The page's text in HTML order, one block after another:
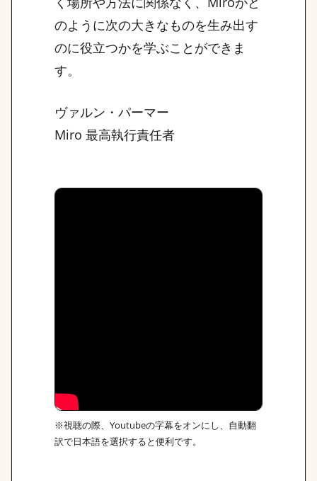
のように次の大きなものを生み出す
のに役立つかを学ぶことができま
す。
ヴァルン・パーマー
Miro 最高執行責任者
※視聴の際、Youtubeの字幕をオンにし、自動翻
訳で日本語を選択すると便利です。